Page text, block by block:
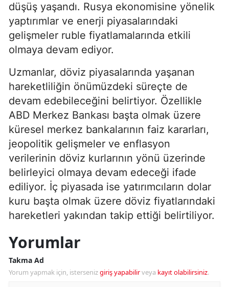
düşüş yaşandı. Rusya ekonomisine yönelik
yaptırımlar ve enerji piyasalarındaki
gelişmeler ruble fiyatlamalarında etkili
olmaya devam ediyor.
Uzmanlar, döviz piyasalarında yaşanan
hareketliliğin önümüzdeki süreçte de
devam edebileceğini belirtiyor. Özellikle
ABD Merkez Bankası başta olmak üzere
küresel merkez bankalarının faiz kararları,
jeopolitik gelişmeler ve enflasyon
verilerinin döviz kurlarının yönü üzerinde
belirleyici olmaya devam edeceği ifade
ediliyor. İç piyasada ise yatırımcıların dolar
kuru başta olmak üzere döviz fiyatlarındaki
hareketleri yakından takip ettiği belirtiliyor.
Yorumlar
Takma Ad
Yorum yapmak için, istersenizgiriş yapabilirveya kayıt olabilirsiniz.